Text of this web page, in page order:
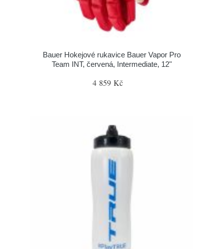
Bauer Hokejové rukavice Bauer Vapor Pro
Team INT, červená, Intermediate, 12"
4 859 Kč